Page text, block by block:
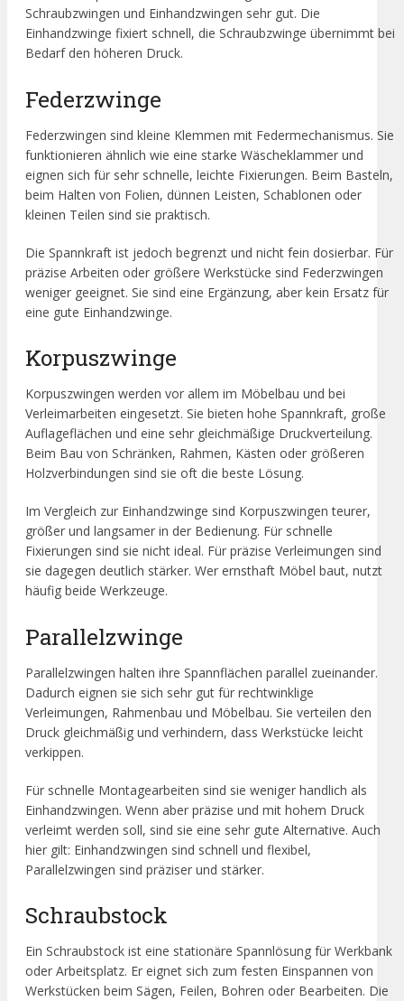
Schraubzwingen und Einhandzwingen sehr gut. Die
Einhandzwinge fixiert schnell, die Schraubzwinge übernimmt bei
Bedarf den höheren Druck.
Federzwinge
Federzwingen sind kleine Klemmen mit Federmechanismus. Sie
funktionieren ähnlich wie eine starke Wäscheklammer und
eignen sich für sehr schnelle, leichte Fixierungen. Beim Basteln,
beim Halten von Folien, dünnen Leisten, Schablonen oder
kleinen Teilen sind sie praktisch.
Die Spannkraft ist jedoch begrenzt und nicht fein dosierbar. Für
präzise Arbeiten oder größere Werkstücke sind Federzwingen
weniger geeignet. Sie sind eine Ergänzung, aber kein Ersatz für
eine gute Einhandzwinge.
Korpuszwinge
Korpuszwingen werden vor allem im Möbelbau und bei
Verleimarbeiten eingesetzt. Sie bieten hohe Spannkraft, große
Auflageflächen und eine sehr gleichmäßige Druckverteilung.
Beim Bau von Schränken, Rahmen, Kästen oder größeren
Holzverbindungen sind sie oft die beste Lösung.
Im Vergleich zur Einhandzwinge sind Korpuszwingen teurer,
größer und langsamer in der Bedienung. Für schnelle
Fixierungen sind sie nicht ideal. Für präzise Verleimungen sind
sie dagegen deutlich stärker. Wer ernsthaft Möbel baut, nutzt
häufig beide Werkzeuge.
Parallelzwinge
Parallelzwingen halten ihre Spannflächen parallel zueinander.
Dadurch eignen sie sich sehr gut für rechtwinklige
Verleimungen, Rahmenbau und Möbelbau. Sie verteilen den
Druck gleichmäßig und verhindern, dass Werkstücke leicht
verkippen.
Für schnelle Montagearbeiten sind sie weniger handlich als
Einhandzwingen. Wenn aber präzise und mit hohem Druck
verleimt werden soll, sind sie eine sehr gute Alternative. Auch
hier gilt: Einhandzwingen sind schnell und flexibel,
Parallelzwingen sind präziser und stärker.
Schraubstock
Ein Schraubstock ist eine stationäre Spannlösung für Werkbank
oder Arbeitsplatz. Er eignet sich zum festen Einspannen von
Werkstücken beim Sägen, Feilen, Bohren oder Bearbeiten. Die